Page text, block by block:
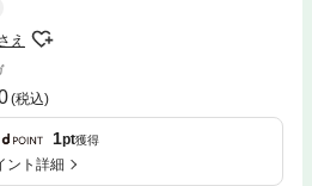
え
(税込)
1pt獲得
ント詳細